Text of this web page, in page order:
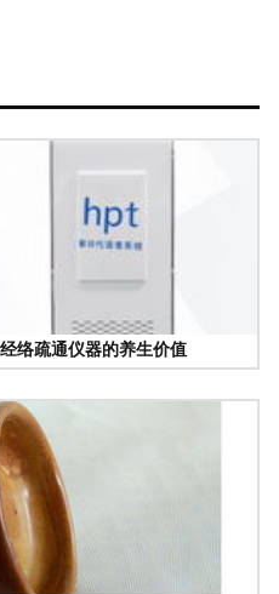
络疏通仪器的养生价值